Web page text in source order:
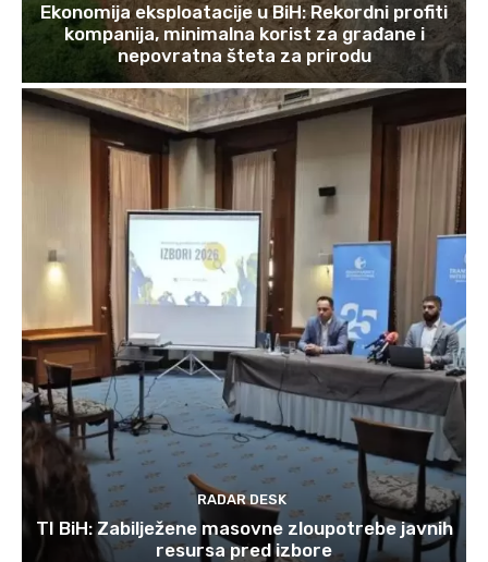
Ekonomija eksploatacije u BiH: Rekordni profiti
kompanija, minimalna korist za građane i
nepovratna šteta za prirodu
RADAR DESK
TI BiH: Zabilježene masovne zloupotrebe javnih
resursa pred izbore